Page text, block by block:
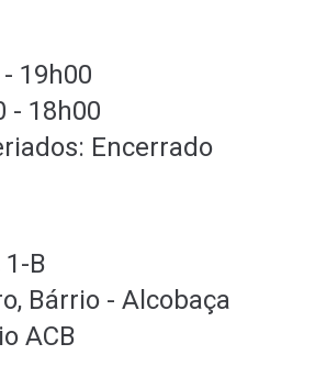
19h00
- 18h00
Encerrado
B
Bárrio - Alcobaça
ACB